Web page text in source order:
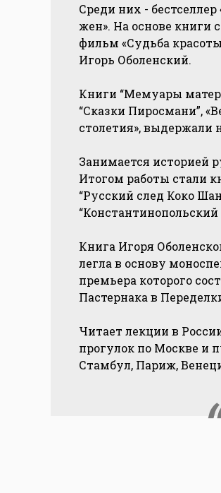
Среди них -
жен». На основе
фильм «Судьба
Игорь Оболенский.
Книги “Мемуары
“Сказки Пиросмани”,
столетия», выдержали
Занимается историей
Итогом работы стали
“Русский след Коко
Книга Игоря
легла в основу
премьера которого
Пастернака в
Читает лекции в
прогулок по Москве и
Стамбул, Париж,